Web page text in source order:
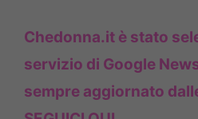
Chedonna.it è stato
servizio di Google
sempre aggiornato